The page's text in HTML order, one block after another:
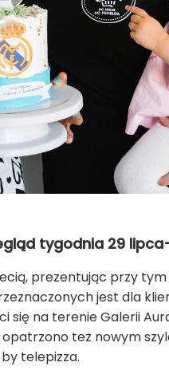
tygodnia 29
prezentując przy
jest dla
się na terenie Galerii
też nowym
telepizza.